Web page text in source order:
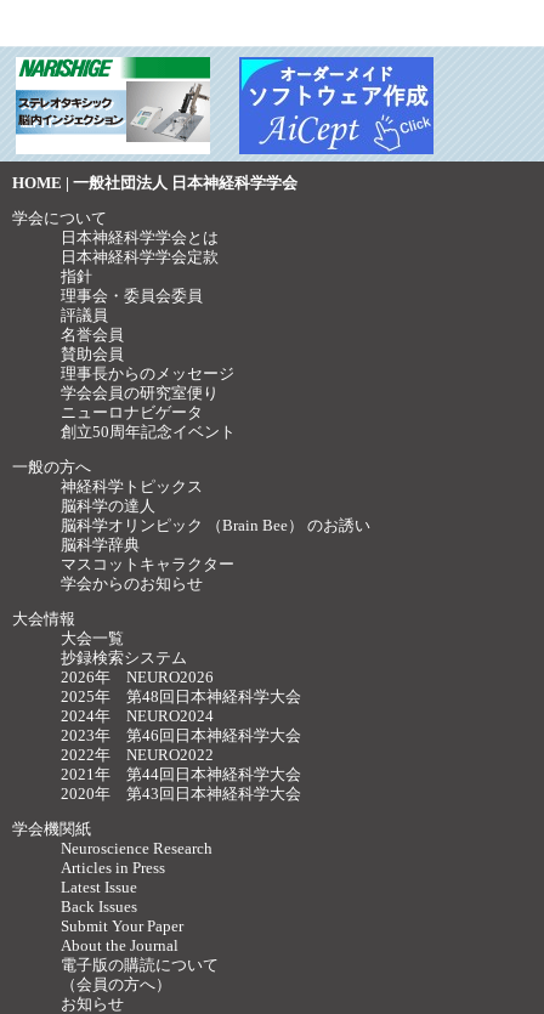
HOME | 一般社団法人 日本神経科学学会
学会について
日本神経科学学会とは
日本神経科学学会定款
指針
理事会・委員会委員
評議員
名誉会員
賛助会員
理事長からのメッセージ
学会会員の研究室便り
ニューロナビゲータ
創立50周年記念イベント
一般の方へ
神経科学トピックス
脳科学の達人
脳科学オリンピック （Brain Bee） のお誘い
脳科学辞典
マスコットキャラクター
学会からのお知らせ
大会情報
大会一覧
抄録検索システム
2026年 NEURO2026
2025年 第48回日本神経科学大会
2024年 NEURO2024
2023年 第46回日本神経科学大会
2022年 NEURO2022
2021年 第44回日本神経科学大会
2020年 第43回日本神経科学大会
学会機関紙
Neuroscience Research
Articles in Press
Latest Issue
Back Issues
Submit Your Paper
About the Journal
電子版の購読について
（会員の方へ）
お知らせ